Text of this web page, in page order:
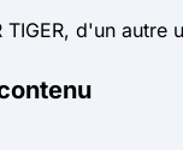
d'un